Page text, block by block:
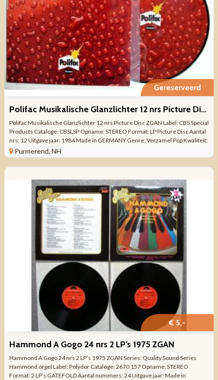
Gereserveerd
Polifac Musikalische Glanzlichter 12 nrs Picture Disc ZGAN
Polifac Musikalische Glanzlichter 12 nrs Picture Disc ZGAN Label: CBS Special
Products Cataloge: CBSLSP Opname: STEREO Format: LP Picture Disc Aantal
nrs: 12 Uitgave jaar: 1984 Made in GERMANY Genre: Verzamel Pop Kwaliteit:
ZO ...Purmerend, NH
€ 5,-
Hammond A Gogo 24 nrs 2 LP’s 1975 ZGAN
Hammond A Gogo 24 nrs 2 LP’s 1975 ZGAN Series: Quality Sound Series
Hammond orgel Label: Polydor Cataloge: 2670 157 Opname: STEREO
Format: 2 LP’s GATEFOLD Aantal nummers: 24 Uitgave jaar: Made in